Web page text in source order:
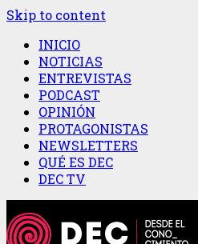
Skip to content
INICIO
NOTICIAS
ENTREVISTAS
PODCAST
OPINIÓN
PROTAGONISTAS
NEWSLETTERS
QUÉ ES DEC
DEC TV